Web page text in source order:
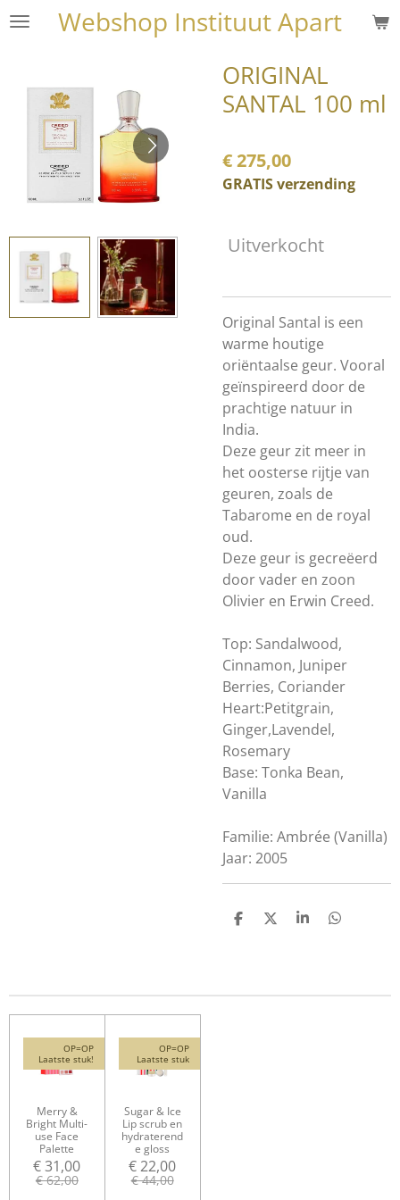
Ga
hoofdinhoud
Webshop Instituut Apart
ORIGINAL
SANTAL 100 ml
€ 275,00
GRATIS verzending
Uitverkocht
Original Santal is een
warme houtige
oriëntaalse geur. Vooral
geïnspireerd door de
prachtige natuur in
India.
Deze geur zit meer in
het oosterse rijtje van
geuren, zoals de
Tabarome en de royal
oud.
Deze geur is gecreëerd
door vader en zoon
Olivier en Erwin Creed.
Top: Sandalwood,
Cinnamon, Juniper
Berries, Coriander
Heart:Petitgrain,
Ginger,Lavendel,
Rosemary
Base: Tonka Bean,
Vanilla
Familie: Ambrée (Vanilla)
Jaar: 2005
D
D
S
D
OP=OP
Laatste stuk!
Merry &
Bright Multi-
use Face
Palette
€ 31,00
€ 62,00
OP=OP
Laatste stuk
Sugar & Ice
Lip scrub en
hydraterend
e gloss
€ 22,00
€ 44,00